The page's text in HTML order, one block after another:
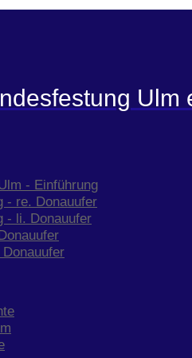
Ulm
- Einführung
- re. Donauufer
- li. Donauufer